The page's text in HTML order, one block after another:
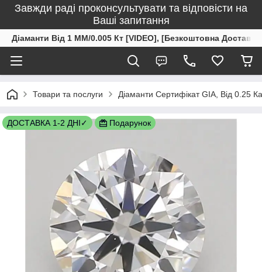
Завжди раді проконсультувати та відповісти на
Ваші запитання
Діаманти Від 1 ММ/0.005 Кт [VIDEO], [Безкоштовна
Товари та послуги Діаманти Сертифікат GIA, Від 0.25
ДОСТАВКА 1-2 ДНІ✓ Подарунок